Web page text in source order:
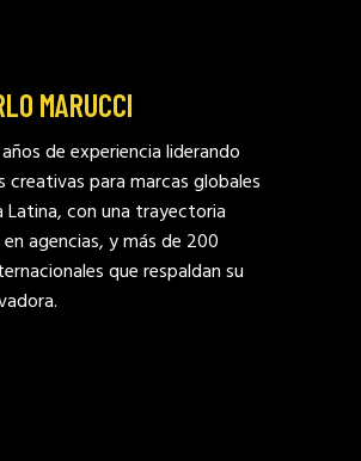
MARUCCI
de experiencia liderando
creativas para marcas globales
Latina, con una trayectoria
agencias, y más de 200
que respaldan su